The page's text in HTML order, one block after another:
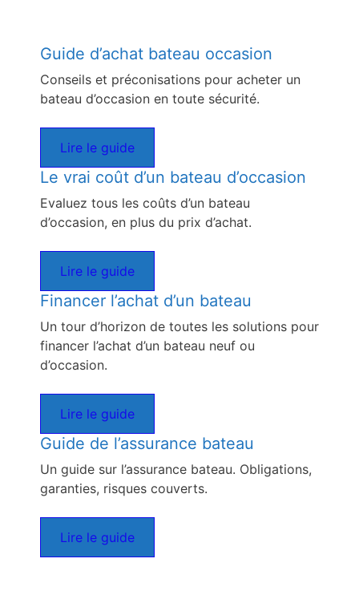
Guide d’achat bateau occasion
Conseils et préconisations pour acheter un
bateau d’occasion en toute sécurité.
Lire le guide
Le vrai coût d’un bateau d’occasion
Evaluez tous les coûts d’un bateau
d’occasion, en plus du prix d’achat.
Lire le guide
Financer l’achat d’un bateau
Un tour d’horizon de toutes les solutions pour
financer l’achat d’un bateau neuf ou
d’occasion.
Lire le guide
Guide de l’assurance bateau
Un guide sur l’assurance bateau. Obligations,
garanties, risques couverts.
Lire le guide